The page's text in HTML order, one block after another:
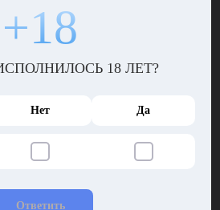
слушая предсмертные
придумал дракон. Между тем, к
выбор
без исключения, давая шанс каждому.
+18
18 ЛЕТ?
Нет Да
Ответить